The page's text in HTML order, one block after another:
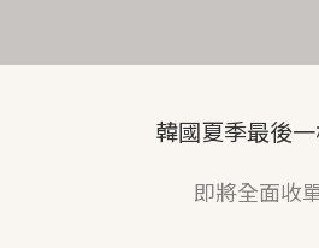
韓國夏季最後
即將全面收